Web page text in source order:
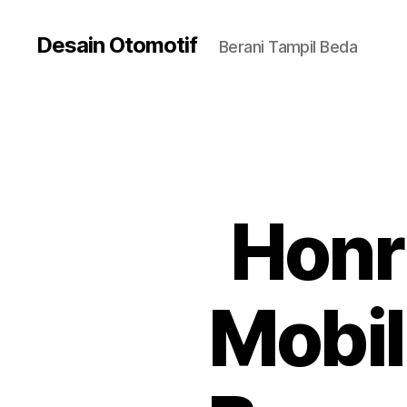
Desain Otomotif Berani Tampil Beda